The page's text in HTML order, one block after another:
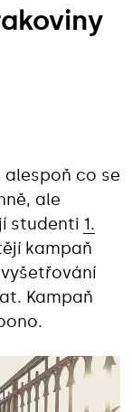
co se
ale
studenti 1.
kampaň
Kampaň